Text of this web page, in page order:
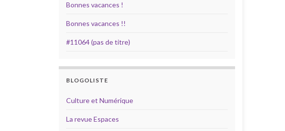
Bonnes vacances !
Bonnes vacances !!
#11064 (pas de titre)
BLOGOLISTE
Culture et Numérique
La revue Espaces